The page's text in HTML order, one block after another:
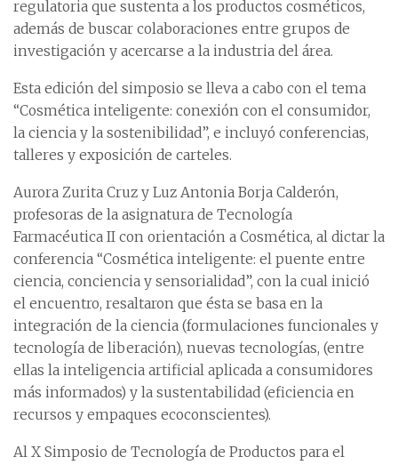
regulatoria que sustenta a los productos cosméticos,
además de buscar colaboraciones entre grupos de
investigación y acercarse a la industria del área.
Esta edición del simposio se lleva a cabo con el tema
“Cosmética inteligente: conexión con el consumidor,
la ciencia y la sostenibilidad”, e incluyó conferencias,
talleres y exposición de carteles.
Aurora Zurita Cruz y Luz Antonia Borja Calderón,
profesoras de la asignatura de Tecnología
Farmacéutica II con orientación a Cosmética, al dictar la
conferencia “Cosmética inteligente: el puente entre
ciencia, conciencia y sensorialidad”, con la cual inició
el encuentro, resaltaron que ésta se basa en la
integración de la ciencia (formulaciones funcionales y
tecnología de liberación), nuevas tecnologías, (entre
ellas la inteligencia artificial aplicada a consumidores
más informados) y la sustentabilidad (eficiencia en
recursos y empaques ecoconscientes).
Al X Simposio de Tecnología de Productos para el